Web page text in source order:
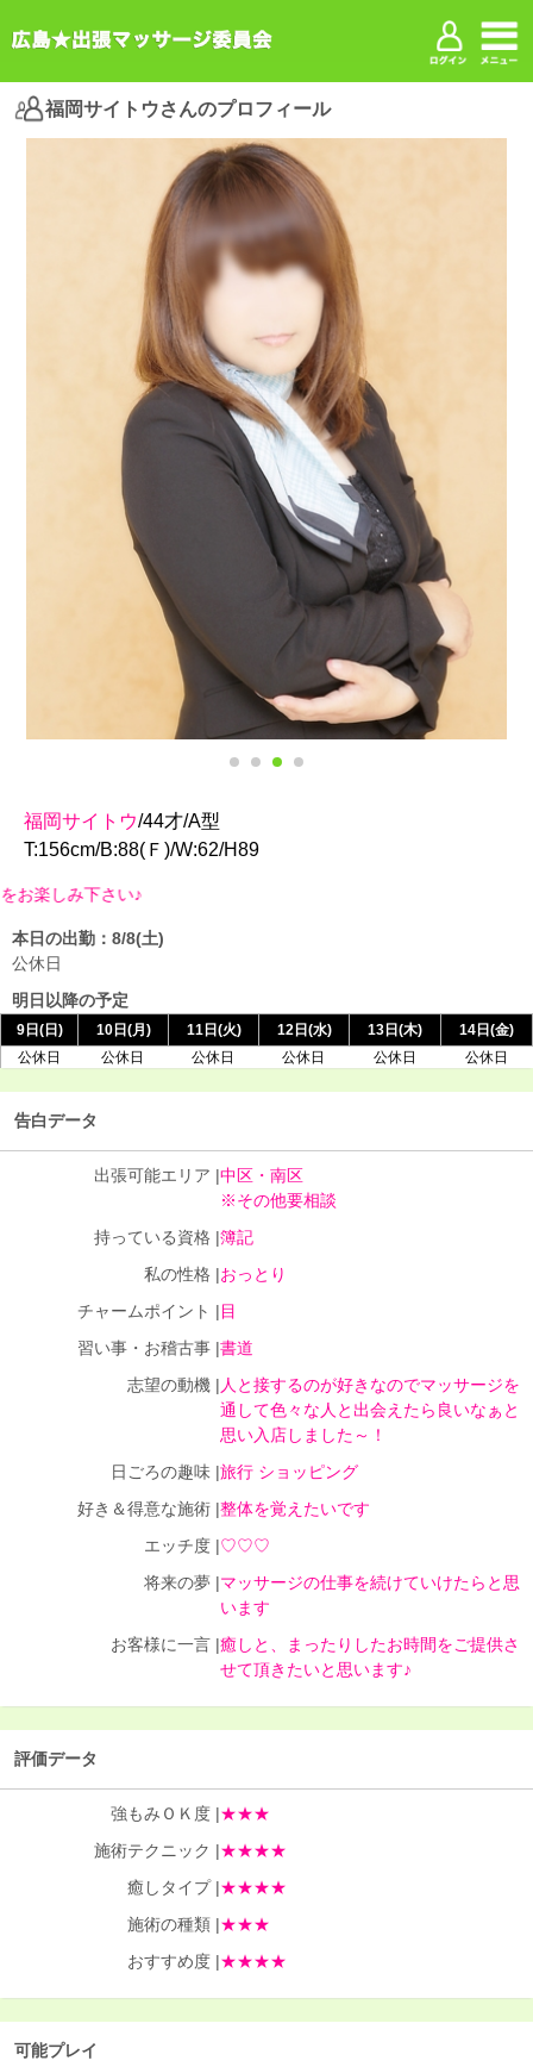
福岡サイトウさんのプロフィール
福岡サイトウ/44才/A型
T:156cm/B:88(Ｆ)/W:62/H89
い♪
本日の出勤：8/8(土)
公休日
明日以降の予定
9日(日) 10日(月) 11日(火) 12日(水) 13日(木)
14日(金)
公休日
公休日 公休日 公休日 公休日 公休日
告白データ
出張可能エリア |中区・南区
※その他要相談
持っている資格 |簿記
私の性格 |おっとり
チャームポイント |目
習い事・お稽古事 |書道
志望の動機 |人と接するのが好きなのでマッサージを
通して色々な人と出会えたら良いなぁと
思い入店しました～！
日ごろの趣味 |旅行 ショッピング
好き＆得意な施術 |整体を覚えたいです
エッチ度 |♡♡♡
将来の夢 |マッサージの仕事を続けていけたらと思
います
お客様に一言 |癒しと、まったりしたお時間をご提供さ
せて頂きたいと思います♪
評価データ
強もみＯＫ度 |★★★
施術テクニック |★★★★
癒しタイプ |★★★★
施術の種類 |★★★
おすすめ度 |★★★★
可能プレイ